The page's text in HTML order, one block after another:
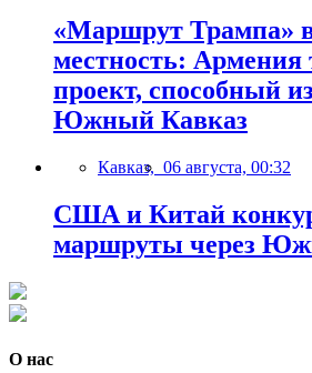
«Маршрут Трампа»
местность: Армения
проект, способный
Южный Кавказ
Кавказ, 06 августа, 00:32
США и Китай
маршруты через
О нас